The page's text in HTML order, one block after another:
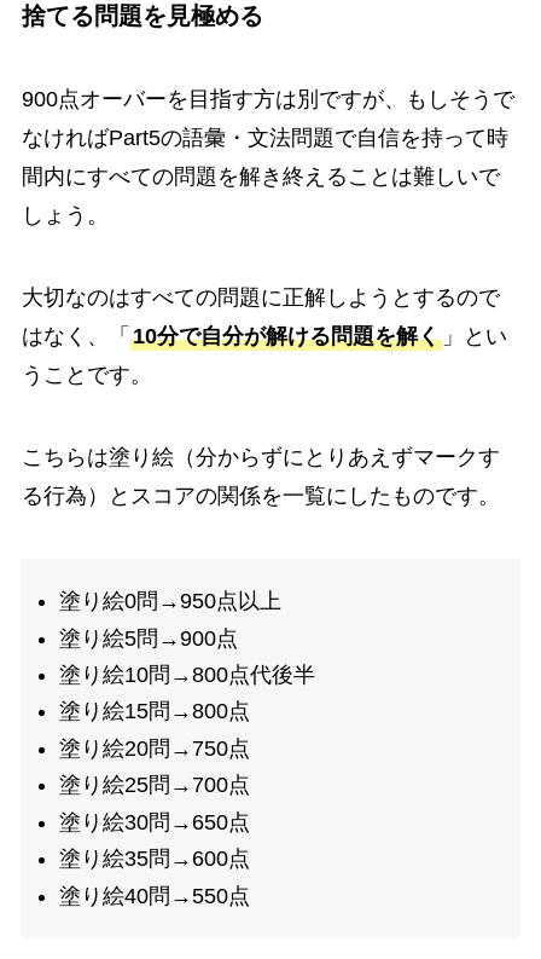
捨てる問題を見極める
900点オーバーを目指す方は別ですが、もしそうで
なければPart5の語彙・文法問題で自信を持って時
間内にすべての問題を解き終えることは難しいで
しょう。
大切なのはすべての問題に正解しようとするので
はなく、「 10分で自分が解ける問題を解く」とい
うことです。
こちらは塗り絵（分からずにとりあえずマークす
る行為）とスコアの関係を一覧にしたものです。
塗り絵0問→950点以上
塗り絵5問→900点
塗り絵10問→800点代後半
塗り絵15問→800点
塗り絵20問→750点
塗り絵25問→700点
塗り絵30問→650点
塗り絵35問→600点
塗り絵40問→550点